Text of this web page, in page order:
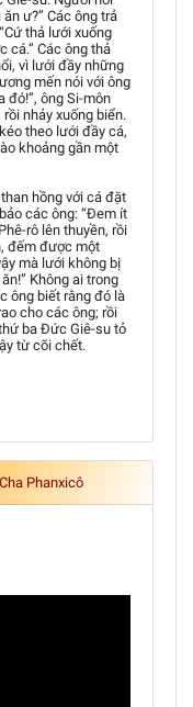
ư?” Các ông trả
thả lưới xuống
cá.” Các ông thả
vì lưới đầy những
mến nói với ông
đó!”, ông Si-môn
nhảy xuống biển.
theo lưới đầy cá,
khoảng gần một
hồng với cá đặt
các ông: “Đem ít
rô lên thuyền, rồi
đếm được một
mà lưới không bị
Không ai trong
ông biết rằng đó là
cho các ông; rồi
ba Đức Giê-su tỏ
từ cõi chết.
Phanxicô